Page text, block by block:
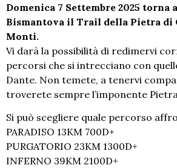
Domenica 7 Settembre 2025 torna
Bismantova il Trail della Pietra di
Monti.
Vi darà la possibilità di redimervi
percorsi che si intrecciano con
Dante. Non temete, a tenervi
troverete sempre l’imponente
Si può scegliere quale percorso
PARADISO 13KM 700D+
PURGATORIO 23KM 1300D+
INFERNO 39KM 2100D+